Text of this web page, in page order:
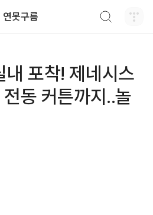
연못구름
내 포착! 제네시스
동 커튼까지..놀